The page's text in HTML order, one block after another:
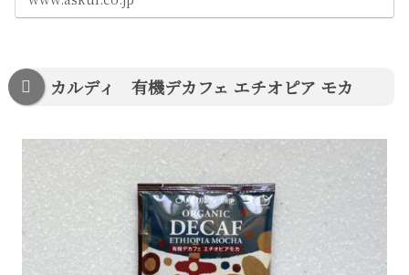
カルディ 有機デカフェ エチオピア モカ